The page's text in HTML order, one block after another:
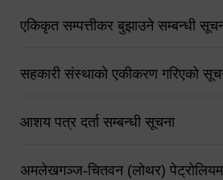
एकिकृत सम्पत्तीकर बुझाउने सम्बन्धी
सहकारी संस्थाको एकीकरण गरिएको
आशय पत्र दर्ता सम्बन्धी सूचना
अमलेखगञ्ज-चितवन (लोथर) पेट्रोलियम